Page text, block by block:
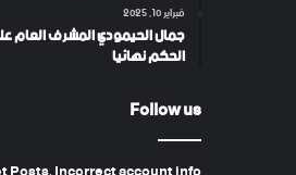
فبراير 10, 2025
جمال الحيمودي المشرف العام
الحكم نهائيا
Follow us